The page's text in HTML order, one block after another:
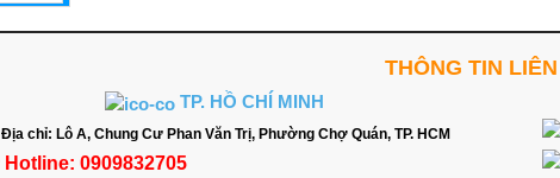
THÔNG TIN
TP. HỒ CHÍ MINH
Địa chỉ: Lô A, Chung Cư Phan Văn Trị, Phường Chợ Quán, TP. HCM
Hotline: 0909832705